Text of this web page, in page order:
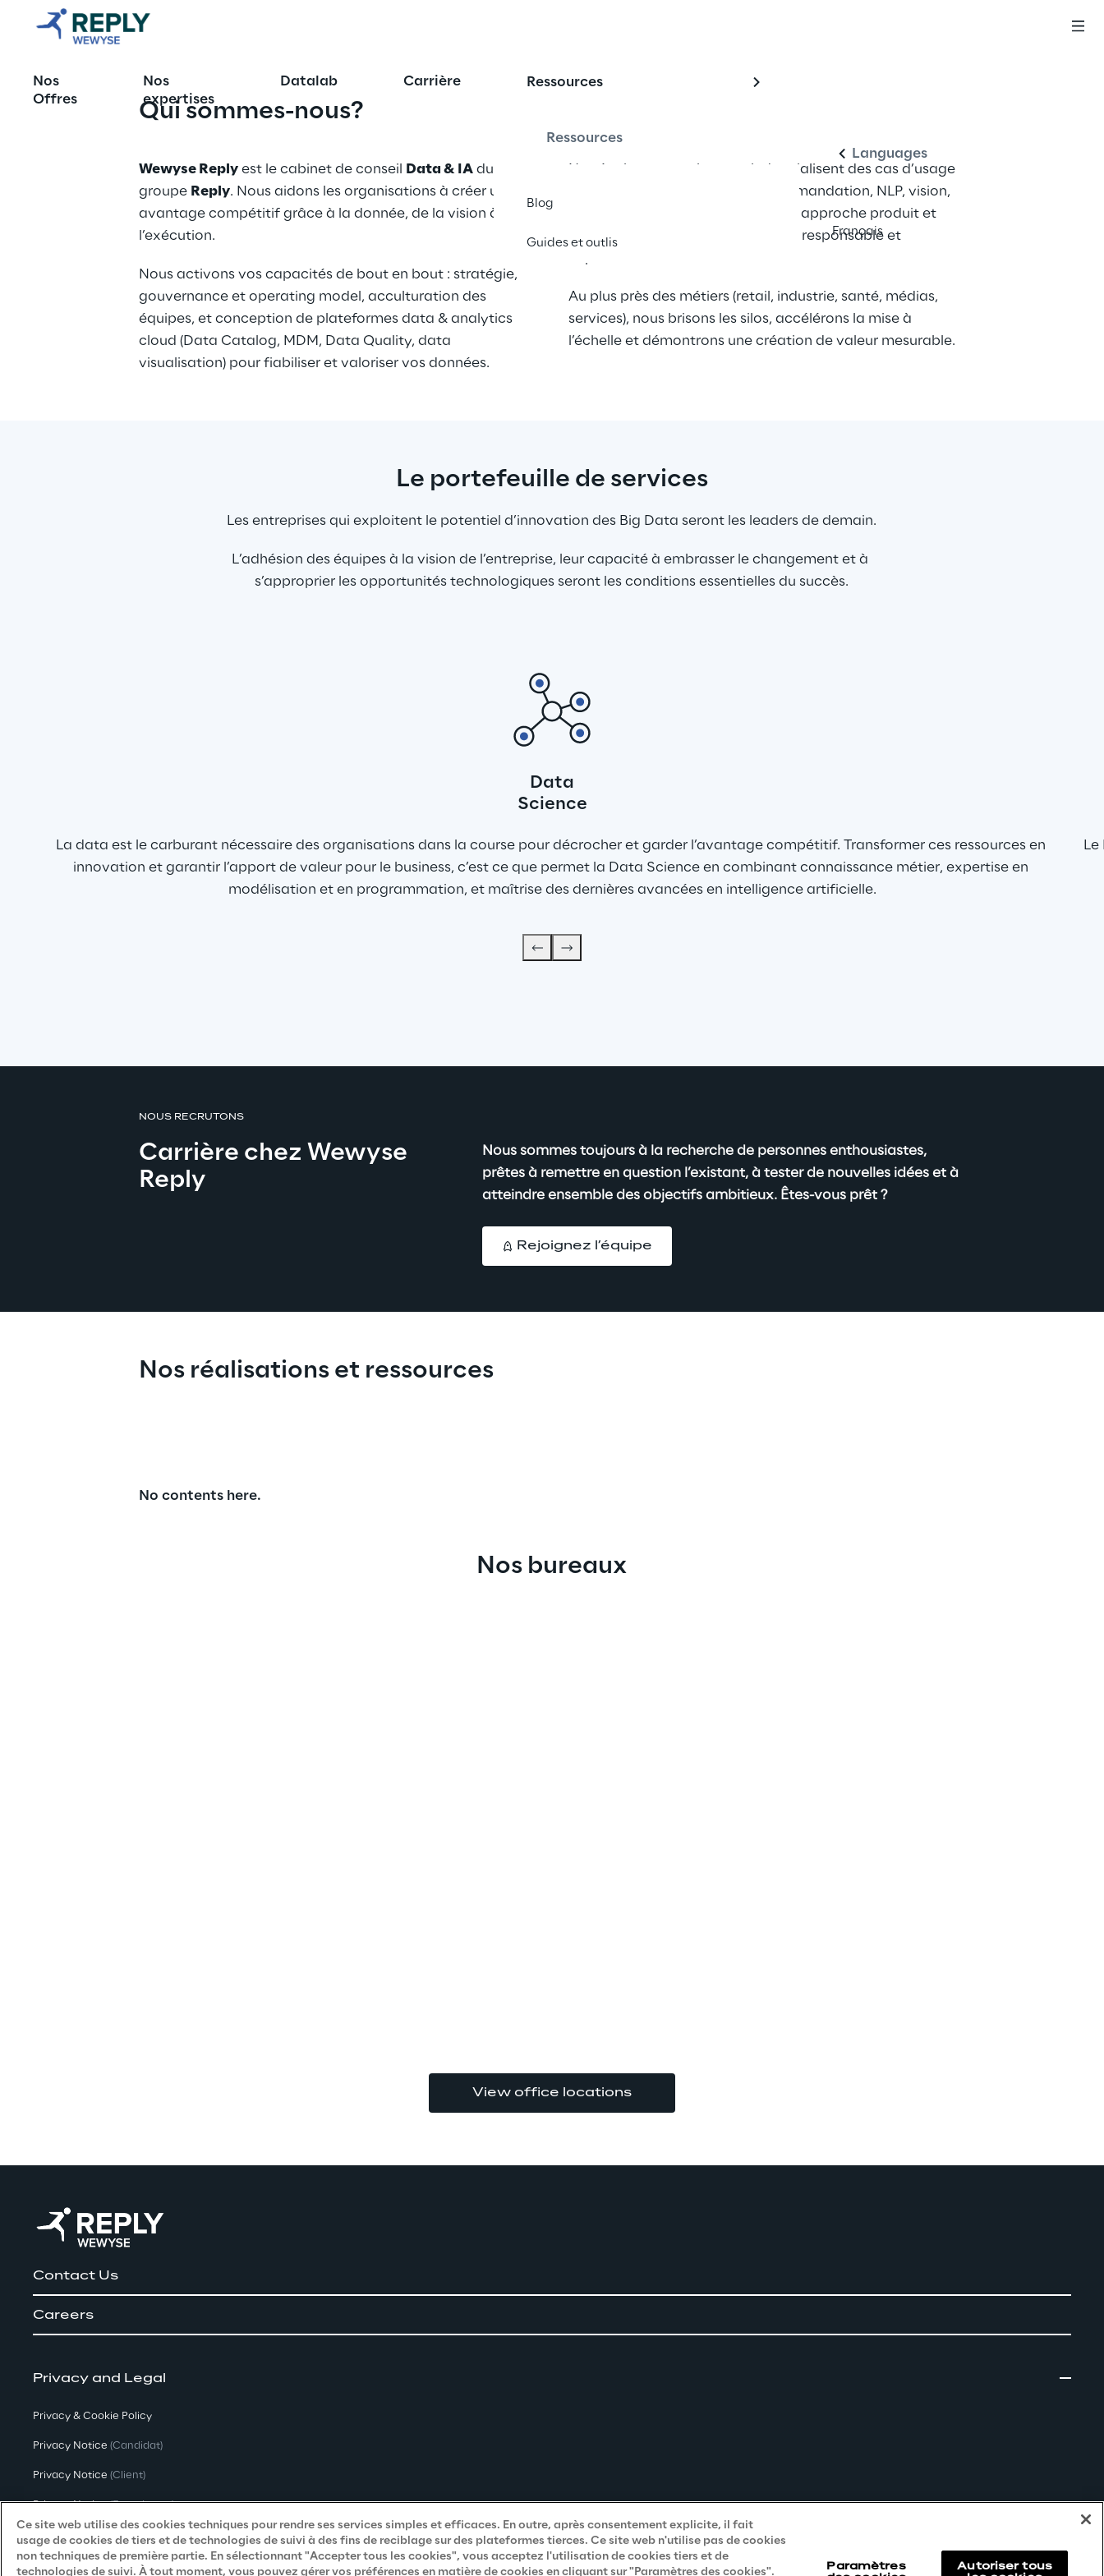
Nos
Offres
Nos
expertises
Datalab Carrière Ressources
Ressources
Blog
Guides et outlis
Languages
Français
your
business
Consulting and
Contact us
Qui sommes-nous?
Wewyse Reply est le cabinet de conseil Data & IA du
groupe Reply. Nous aidons les organisations à créer un
avantage compétitif grâce à la donnée, de la vision à
l’exécution.
Nous activons vos capacités de bout en bout : stratégie,
gouvernance et operating model, acculturation des
équipes, et conception de plateformes data & analytics
cloud (Data Catalog, MDM, Data Quality, data
visualisation) pour fiabiliser et valoriser vos données.
Nos équipes conçoivent et industrialisent des cas d’usage
IA à fort impact : prévision, recommandation, NLP, vision,
maintenance prédictive, avec une approche produit et
MLOps/FinOps, dans un cadre d’IA responsable et
Au plus près des métiers (retail, industrie, santé, médias,
services), nous brisons les silos, accélérons la mise à
l’échelle et démontrons une création de valeur mesurable.
Le portefeuille de services
Les entreprises qui exploitent le potentiel d’innovation des Big Data seront les leaders de demain.
L’adhésion des équipes à la vision de l’entreprise, leur capacité à embrasser le changement et à
s’approprier les opportunités technologiques seront les conditions essentielles du succès.
Data
Science
La data est le carburant nécessaire des organisations dans la course pour décrocher et garder l’avantage compétitif. Transformer ces ressources en
innovation et garantir l’apport de valeur pour le business, c’est ce que permet la Data Science en combinant connaissance métier, expertise en
modélisation et en programmation, et maîtrise des dernières avancées en intelligence artificielle.
NOUS RECRUTONS
Carrière chez Wewyse
Reply
Nous sommes toujours à la recherche de personnes enthousiastes,
prêtes à remettre en question l’existant, à tester de nouvelles idées et à
atteindre ensemble des objectifs ambitieux. Êtes-vous prêt ?
Rejoignez l’équipe
Nos réalisations et ressources
No contents here.
Nos bureaux
View office locations
Contact Us
Careers
Privacy and Legal
Privacy & Cookie Policy
Privacy Notice (Candidat)
Privacy Notice (Client)
Privacy Notice(Fournisseur)
Privacy Notice (Marketing)
Accessibility Statement
Ce site web utilise des cookies techniques pour rendre ses services simples et efficaces. En outre, après consentement explicite, il fait
usage de cookies de tiers et de technologies de suivi à des fins de reciblage sur des plateformes tierces. Ce site web n'utilise pas de cookies
non techniques de première partie. En sélectionnant "Accepter tous les cookies", vous acceptez l'utilisation de cookies tiers et de
technologies de suivi. À tout moment, vous pouvez gérer vos préférences en matière de cookies en cliquant sur "Paramètres des cookies".
Paramètres
Autoriser tous